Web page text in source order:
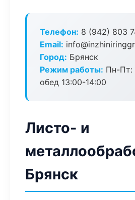
Телефон: 8 (942) 803
Email:
Город: Брянск
Режим работы: Пн-Пт:
обед 13:00-14:00
Листо- и
Брянск